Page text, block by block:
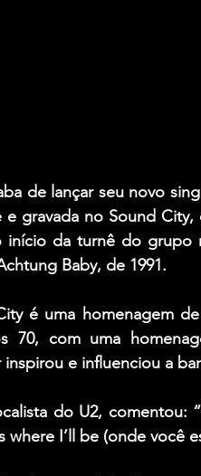
de lançar seu novo
e gravada no Sound
início da turnê do grupo
Baby, de 1991.
é uma homenagem
70, com uma
e influenciou a
do U2, comentou:
where I’ll be (onde você